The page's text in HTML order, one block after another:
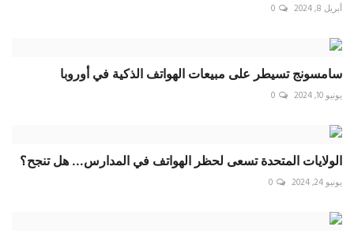
أبريل 8, 2024 0
سامسونج تسيطر على مبيعات الهواتف الذكية في أوروبا
يونيو 10, 2024 0
الولايات المتحدة تسعى لحظر الهواتف في المدارس... هل تنجح؟
يونيو 24, 2024 0